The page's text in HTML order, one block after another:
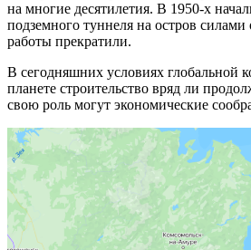
на многие десятилетия. В 1950-х
подземного туннеля на остров
работы прекратили.
В сегодняшних условиях глобальной
планете строительство вряд ли
свою роль могут экономические